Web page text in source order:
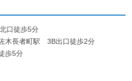
口徒歩5分
木長者町駅 3B出口徒歩2分
歩5分